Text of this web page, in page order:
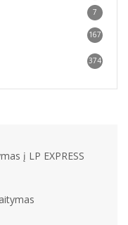
7
167
374
į LP EXPRESS